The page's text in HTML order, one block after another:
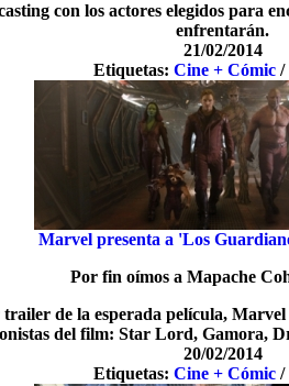
con los actores elegidos para
enfrentarán.
21/02/2014
Etiquetas:Cine + Cómic /
Marvel presenta a 'Los
Por fin oímos a Mapache
de la esperada película,
del film: Star Lord, Gamora,
20/02/2014
Etiquetas:Cine + Cómic /